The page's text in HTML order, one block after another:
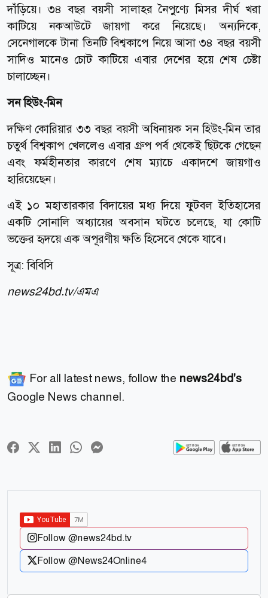
দাঁড়িয়ে। ৩৪ বছর বয়সী সালাহর নৈপুণ্যে মিসর দীর্ঘ খরা
কাটিয়ে নকআউটে জায়গা করে নিয়েছে। অন্যদিকে,
সেনেগালকে টানা তিনটি বিশ্বকাপে নিয়ে আসা ৩৪ বছর বয়সী
সাদিও মানেও চোট কাটিয়ে এবার দেশের হয়ে শেষ চেষ্টা
চালাচ্ছেন।
সন হিউং-মিন
দক্ষিণ কোরিয়ার ৩৩ বছর বয়সী অধিনায়ক সন হিউং-মিন তার
চতুর্থ বিশ্বকাপ খেললেও এবার গ্রুপ পর্ব থেকেই ছিটকে গেছেন
এবং ফর্মহীনতার কারণে শেষ ম্যাচে একাদশে জায়গাও
হারিয়েছেন।
এই ১০ মহাতারকার বিদায়ের মধ্য দিয়ে ফুটবল ইতিহাসের
একটি সোনালি অধ্যায়ের অবসান ঘটতে চলেছে, যা কোটি
ভক্তের হৃদয়ে এক অপূরণীয় ক্ষতি হিসেবে থেকে যাবে।
সূত্র:বিবিসি
news24bd.tv/এমএ
For all latest news, follow the news24bd's
Google News channel.
Follow @news24bd.tv
Follow @News24Online4